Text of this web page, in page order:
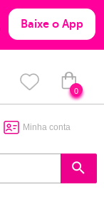
Baixe o App
0
Minha conta